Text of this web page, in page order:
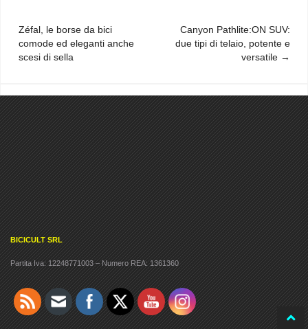
Navigazione
articoli
Zéfal, le borse da bici
comode ed eleganti anche
scesi di sella
Canyon Pathlite:ON SUV:
due tipi di telaio, potente e
versatile
BICICULT SRL
Partita Iva: 12248771003 – Numero REA: 1361360